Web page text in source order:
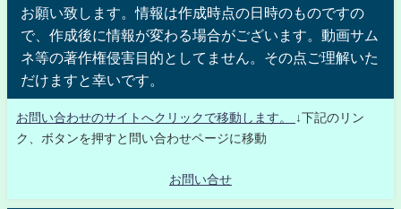
お願い致します。情報は作成時点の日時のものですの
で、作成後に情報が変わる場合がございます。動画サム
ネ等の著作権侵害目的としてません。その点ご理解いた
だけますと幸いです。
お問い合わせのサイトへクリックで移動します。
↓下記のリン
ク、ボタンを押すと問い合わせページに移動
お問い合せ